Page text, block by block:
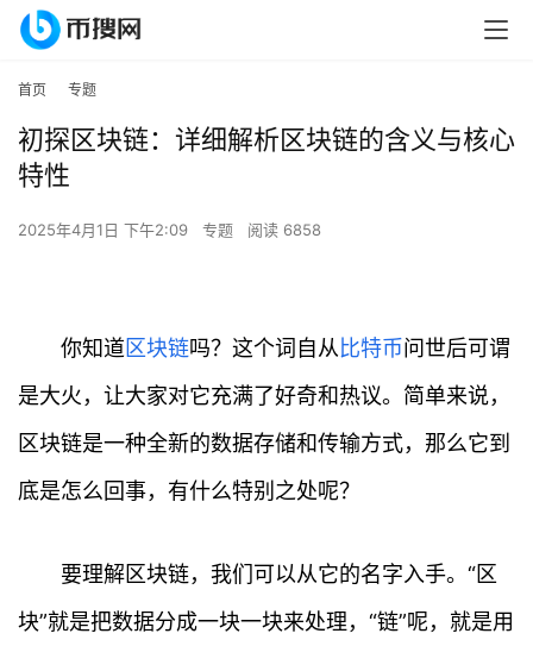
首页 专题
初探区块链：详细解析区块链的含义与核心
特性
2025年4月1日 下午2:09 专题 阅读 6858
你知道区块链吗？这个词自从比特币问世后可谓
是大火，让大家对它充满了好奇和热议。简单来说，
区块链是一种全新的数据存储和传输方式，那么它到
底是怎么回事，有什么特别之处呢？
要理解区块链，我们可以从它的名字入手。“区
块”就是把数据分成一块一块来处理，“链”呢，就是用